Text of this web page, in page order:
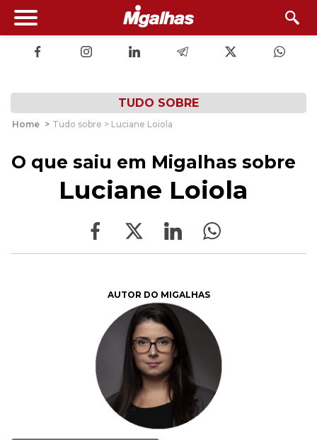
TUDO SOBRE
Home > Tudo sobre > Luciane Loiola
O que saiu em Migalhas sobre
Luciane Loiola
AUTOR DO MIGALHAS